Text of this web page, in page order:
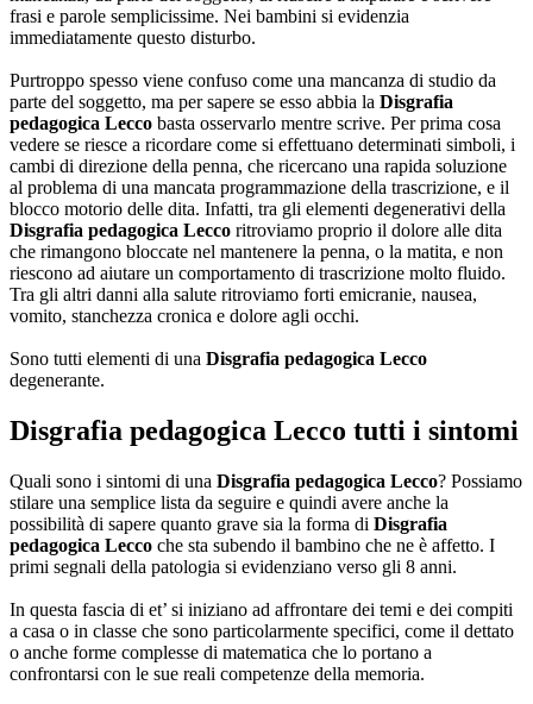
frasi e parole semplicissime. Nei bambini si evidenzia
immediatamente questo disturbo.
Purtroppo spesso viene confuso come una mancanza di studio da
parte del soggetto, ma per sapere se esso abbia la Disgrafia
pedagogica Lecco basta osservarlo mentre scrive. Per prima cosa
vedere se riesce a ricordare come si effettuano determinati simboli, i
cambi di direzione della penna, che ricercano una rapida soluzione
al problema di una mancata programmazione della trascrizione, e il
blocco motorio delle dita. Infatti, tra gli elementi degenerativi della
Disgrafia pedagogica Lecco ritroviamo proprio il dolore alle dita
che rimangono bloccate nel mantenere la penna, o la matita, e non
riescono ad aiutare un comportamento di trascrizione molto fluido.
Tra gli altri danni alla salute ritroviamo forti emicranie, nausea,
vomito, stanchezza cronica e dolore agli occhi.
Sono tutti elementi di una Disgrafia pedagogica Lecco
degenerante.
Disgrafia pedagogica Lecco tutti i sintomi
Quali sono i sintomi di una Disgrafia pedagogica Lecco? Possiamo
stilare una semplice lista da seguire e quindi avere anche la
possibilità di sapere quanto grave sia la forma di Disgrafia
pedagogica Lecco che sta subendo il bambino che ne è affetto. I
primi segnali della patologia si evidenziano verso gli 8 anni.
In questa fascia di et’ si iniziano ad affrontare dei temi e dei compiti
a casa o in classe che sono particolarmente specifici, come il dettato
o anche forme complesse di matematica che lo portano a
confrontarsi con le sue reali competenze della memoria.